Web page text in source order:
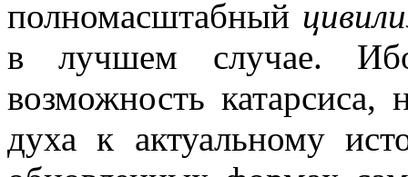
полномасштабный
в лучшем случае.
возможность катарсиса,
духа к актуальному